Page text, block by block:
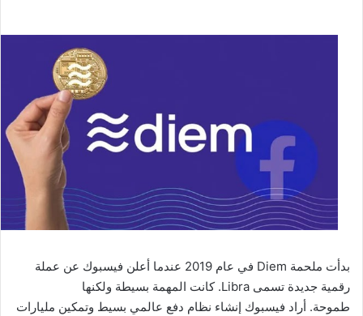
بدأت ملحمة Diem
في عام 2019 عندما أعلن فيسبوك عن عملة
رقمية جديدة تسمى Libra. كانت المهمة بسيطة ولكنها
طموحة. أراد فيسبوك إنشاء نظام دفع عالمي بسيط وتمكين مليارات